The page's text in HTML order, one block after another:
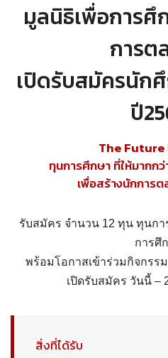
มูลนิธิเพื่อการศึ
การต
เปิดรับสมัครนัก
ปี
The
ทุนการศึกษา ที่ให้มากก
เพื่อสร้างนักการ
รับสมัคร จำนวน 12 ทุน ทุนกา
การศึ
พร้อมโอกาสเข้าร่วมกิจกรร
เปิดรับสมัคร วันนี้ –
สิ่งที่ได้รับ